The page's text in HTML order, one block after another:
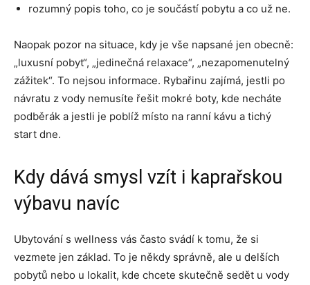
rozumný popis toho, co je součástí pobytu a co už ne.
Naopak pozor na situace, kdy je vše napsané jen obecně:
„luxusní pobyt“, „jedinečná relaxace“, „nezapomenutelný
zážitek“. To nejsou informace. Rybařinu zajímá, jestli po
návratu z vody nemusíte řešit mokré boty, kde necháte
podběrák a jestli je poblíž místo na ranní kávu a tichý
start dne.
Kdy dává smysl vzít i kaprařskou
výbavu navíc
Ubytování s wellness vás často svádí k tomu, že si
vezmete jen základ. To je někdy správně, ale u delších
pobytů nebo u lokalit, kde chcete skutečně sedět u vody